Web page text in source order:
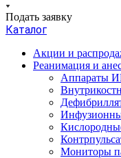
Подать заявку
Каталог
Акции и
Реанимация и
Аппараты
Мониторы